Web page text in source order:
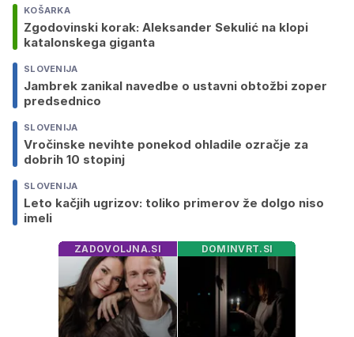
KOŠARKA
Zgodovinski korak: Aleksander Sekulić na klopi
katalonskega giganta
SLOVENIJA
Jambrek zanikal navedbe o ustavni obtožbi zoper
predsednico
SLOVENIJA
Vročinske nevihte ponekod ohladile ozračje za
dobrih 10 stopinj
SLOVENIJA
Leto kačjih ugrizov: toliko primerov že dolgo niso
imeli
ZADOVOLJNA.SI DOMINVRT.SI